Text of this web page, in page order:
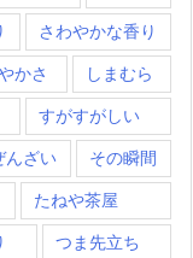
さわやかな香り
かさ しまむら
すがすがしい
んざい その瞬間
たねや茶屋
つま先立ち